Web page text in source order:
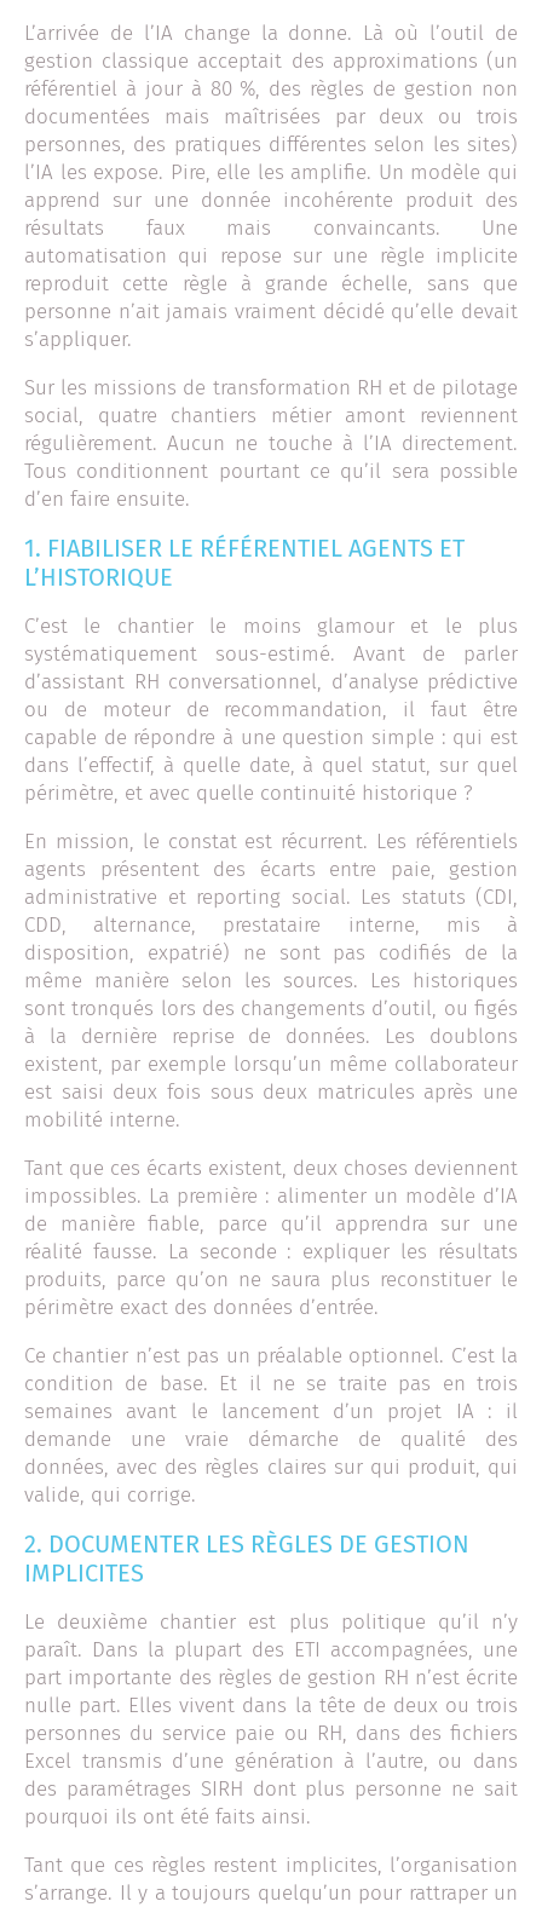
L’arrivée de l’IA change la donne. Là où l’outil de
gestion classique acceptait des approximations (un
référentiel à jour à 80 %, des règles de gestion non
documentées mais maîtrisées par deux ou trois
personnes, des pratiques différentes selon les sites)
l’IA les expose. Pire, elle les amplifie. Un modèle qui
apprend sur une donnée incohérente produit des
résultats faux mais convaincants. Une
automatisation qui repose sur une règle implicite
reproduit cette règle à grande échelle, sans que
personne n’ait jamais vraiment décidé qu’elle devait
s’appliquer.
Sur les missions de transformation RH et de pilotage
social, quatre chantiers métier amont reviennent
régulièrement. Aucun ne touche à l’IA directement.
Tous conditionnent pourtant ce qu’il sera possible
d’en faire ensuite.
1. FIABILISER LE RÉFÉRENTIEL AGENTS ET
L’HISTORIQUE
C’est le chantier le moins glamour et le plus
systématiquement sous-estimé. Avant de parler
d’assistant RH conversationnel, d’analyse prédictive
ou de moteur de recommandation, il faut être
capable de répondre à une question simple : qui est
dans l’effectif, à quelle date, à quel statut, sur quel
périmètre, et avec quelle continuité historique ?
En mission, le constat est récurrent. Les référentiels
agents présentent des écarts entre paie, gestion
administrative et reporting social. Les statuts (CDI,
CDD, alternance, prestataire interne, mis à
disposition, expatrié) ne sont pas codifiés de la
même manière selon les sources. Les historiques
sont tronqués lors des changements d’outil, ou figés
à la dernière reprise de données. Les doublons
existent, par exemple lorsqu’un même collaborateur
est saisi deux fois sous deux matricules après une
mobilité interne.
Tant que ces écarts existent, deux choses deviennent
impossibles. La première : alimenter un modèle d’IA
de manière fiable, parce qu’il apprendra sur une
réalité fausse. La seconde : expliquer les résultats
produits, parce qu’on ne saura plus reconstituer le
périmètre exact des données d’entrée.
Ce chantier n’est pas un préalable optionnel. C’est la
condition de base. Et il ne se traite pas en trois
semaines avant le lancement d’un projet IA : il
demande une vraie démarche de qualité des
données, avec des règles claires sur qui produit, qui
valide, qui corrige.
2. DOCUMENTER LES RÈGLES DE GESTION
IMPLICITES
Le deuxième chantier est plus politique qu’il n’y
paraît. Dans la plupart des ETI accompagnées, une
part importante des règles de gestion RH n’est écrite
nulle part. Elles vivent dans la tête de deux ou trois
personnes du service paie ou RH, dans des fichiers
Excel transmis d’une génération à l’autre, ou dans
des paramétrages SIRH dont plus personne ne sait
pourquoi ils ont été faits ainsi.
Tant que ces règles restent implicites, l’organisation
s’arrange. Il y a toujours quelqu’un pour rattraper un